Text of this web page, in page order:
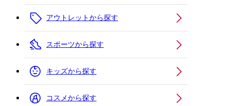
アウトレットから探す
スポーツから探す
キッズから探す
コスメから探す